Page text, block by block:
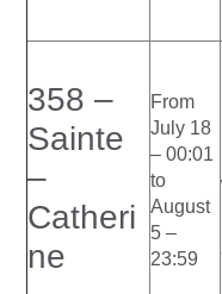
358 –
Sainte
–
Catheri
ne
From
July 18
– 00:01
to
August
5 –
23:59